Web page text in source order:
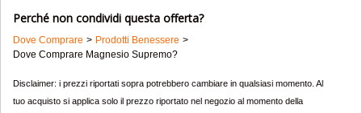
Perché non condividi questa offerta?
Dove Comprare
Prodotti Benessere
Dove Comprare Magnesio Supremo?
Disclaimer: i prezzi riportati sopra potrebbero cambiare in qualsiasi momento. Al
tuo acquisto si applica solo il prezzo riportato nel negozio al momento della